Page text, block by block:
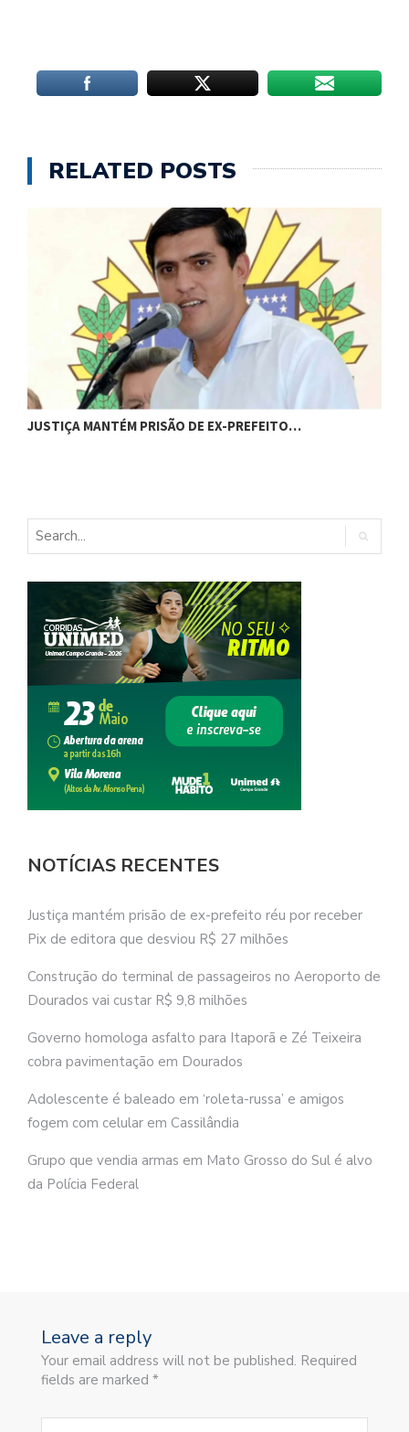
RELATED POSTS
JUSTIÇA MANTÉM PRISÃO DE EX-PREFEITO…
NOTÍCIAS RECENTES
Justiça mantém prisão de ex-prefeito réu por receber
Pix de editora que desviou R$ 27 milhões
Construção do terminal de passageiros no Aeroporto de
Dourados vai custar R$ 9,8 milhões
Governo homologa asfalto para Itaporã e Zé Teixeira
cobra pavimentação em Dourados
Adolescente é baleado em ‘roleta-russa’ e amigos
fogem com celular em Cassilândia
Grupo que vendia armas em Mato Grosso do Sul é alvo
da Polícia Federal
Leave a reply
Your email address will not be published. Required
fields are marked *